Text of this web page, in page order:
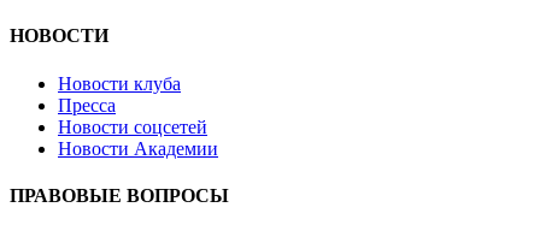
НОВОСТИ
Новости клуба
Пресса
Новости соцсетей
Новости Академии
ПРАВОВЫЕ ВОПРОСЫ